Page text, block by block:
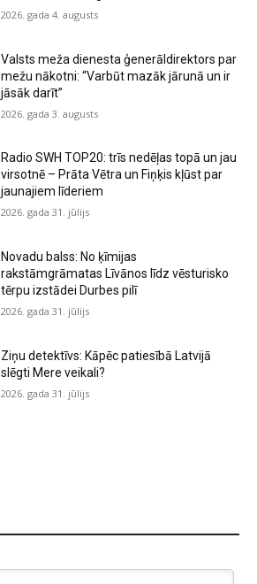
2026. gada 4. augusts
Valsts meža dienesta ģenerāldirektors par
mežu nākotni: “Varbūt mazāk jārunā un ir
jāsāk darīt”
2026. gada 3. augusts
Radio SWH TOP20: trīs nedēļas topā un jau
virsotnē – Prāta Vētra un Fiņķis kļūst par
jaunajiem līderiem
2026. gada 31. jūlijs
Novadu balss: No ķīmijas
rakstāmgrāmatas Līvānos līdz vēsturisko
tērpu izstādei Durbes pilī
2026. gada 31. jūlijs
Ziņu detektīvs: Kāpēc patiesībā Latvijā
slēgti Mere veikali?
2026. gada 31. jūlijs